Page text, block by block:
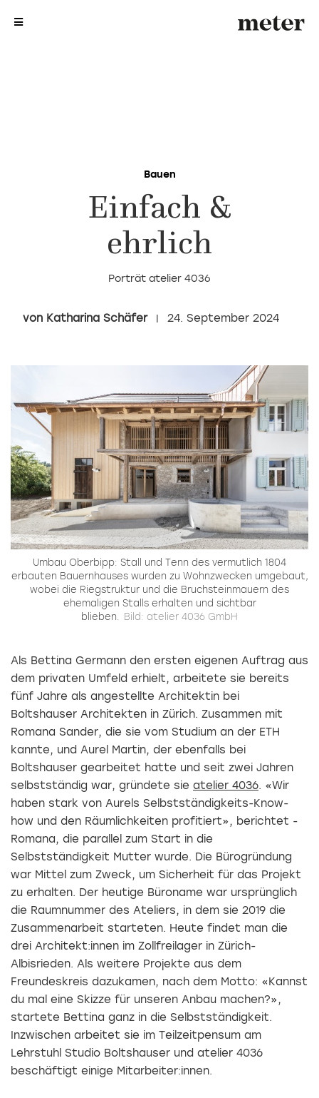
Bauen
Einfach &
ehrlich
Porträt atelier 4036
Katharina Schäfer 24. September 2024
Umbau Oberbipp: Stall und Tenn des vermutlich 1804
erbauten Bauernhauses wurden zu Wohnzwecken umgebaut,
wobei die Riegstruktur und die Bruchsteinmauern des
ehemaligen Stalls erhalten und sichtbar
blieben. Bild: atelier 4036 GmbH
Als Bettina Germann den ersten eigenen Auftrag aus
dem privaten Umfeld erhielt, arbeitete sie bereits
fünf Jahre als angestellte Architektin bei
Boltshauser Architekten in Zürich. Zusammen mit
Romana Sander, die sie vom Studium an der ETH
kannte, und Aurel Martin, der ebenfalls bei
Boltshauser gearbeitet hatte und seit zwei Jahren
selbstständig war, gründete sie atelier 4036. «Wir
haben stark von Aurels Selbstständigkeits-Know-
how und den Räumlichkeiten profitiert», berichtet ­
Romana, die parallel zum Start in die
Selbstständigkeit Mutter wurde. Die Bürogründung
war Mittel zum Zweck, um Sicherheit für das Projekt
zu erhalten. Der heutige Büroname war ursprünglich
die Raumnummer des Ateliers, in dem sie 2019 die
Zusammenarbeit starteten. Heute findet man die
drei Architekt:innen im Zollfreilager in Zürich-
Albisrieden. Als weitere Projekte aus dem
Freundeskreis dazukamen, nach dem Motto: «Kannst
du mal eine Skizze für unseren Anbau machen?»,
startete Bettina ganz in die Selbstständigkeit.
Inzwischen arbeitet sie im Teilzeitpensum am
Lehrstuhl Studio ­Boltshauser und atelier 4036
beschäftigt einige Mitarbeiter:innen.